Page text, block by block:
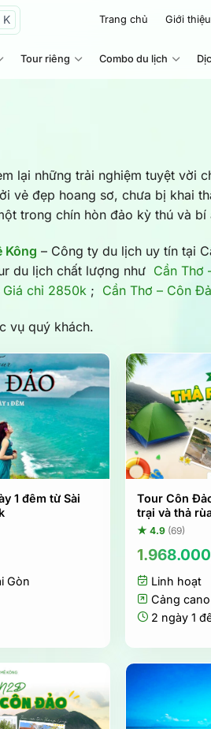
K Trang chủ Giới thiệu
Tour riêng Combo du lịch
lại những trải nghiệm tuyệt vời
vẻ đẹp hoang sơ, chưa bị khai
trong chín hòn đảo kỳ thú và bí
Kông – Công ty du lịch uy tín tại
du lịch chất lượng như Cần Thơ
Giá chỉ 2850k ; Cần Thơ – Côn
vụ quý khách.
1 đêm từ Sài
Gòn
Tour Côn
trại và thả
★ 4.9 (69)
1.968.000
Linh hoạt
Cảng
2 ngày 1